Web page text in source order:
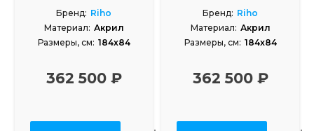
Бренд: Riho
Материал: Акрил
Размеры, см: 184x84
362 500 ₽
Бренд: Riho
Материал: Акрил
Размеры, см: 184x84
362 500 ₽